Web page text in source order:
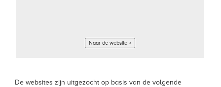
Naar de website >
De websites zijn uitgezocht op basis van de volgende